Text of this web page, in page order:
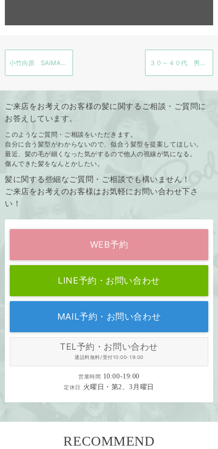
小竹向原 SAiMARKET ３０～４０代 男性の白髪染め事情 気になる白髪のお手入れ グレイカラー
ご来店をお考えのお客様の髪に関するご相談・ご質問に
お答えしています。
このようなご質問・ご相談をいただきます。
自分に合う髪型がわからないので、似合う髪型を提案してほしい。
最近、髪の毛が細くなった気がするので他人の視線が気になる。
傷んできた髪をなんとかしたい。
髪に関する些細なご質問・ご相談でも構いません！
ご来店をお考えのお客様はお気軽にお問い合わせ下さ
い！
WEB予約
LINE予約・お問い合わせ
MAIL予約・お問い合わせ
TEL予約・お問い合わせ
通話料無料/受付10:00-19:00
営業時間 10:00-19:00
定休日 火曜日・第2、3月曜日
RECOMMEND